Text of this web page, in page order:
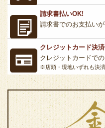
請求書払いOK!
請求書でのお支払いが
クレジットカード決済
クレジットカードで
※店頭・現地いずれも決